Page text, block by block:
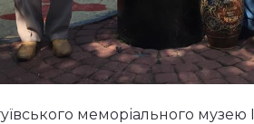
меморіального музею